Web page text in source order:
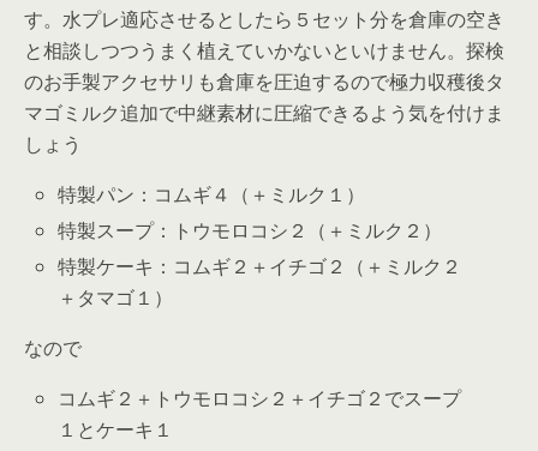
す。水プレ適応させるとしたら５セット分を倉庫の空き
と相談しつつうまく植えていかないといけません。探検
のお手製アクセサリも倉庫を圧迫するので極力収穫後タ
マゴミルク追加で中継素材に圧縮できるよう気を付けま
しょう
特製パン：コムギ４（＋ミルク１）
特製スープ：トウモロコシ２（＋ミルク２）
特製ケーキ：コムギ２＋イチゴ２（＋ミルク２
＋タマゴ１）
なので
コムギ２＋トウモロコシ２＋イチゴ２でスープ
１とケーキ１